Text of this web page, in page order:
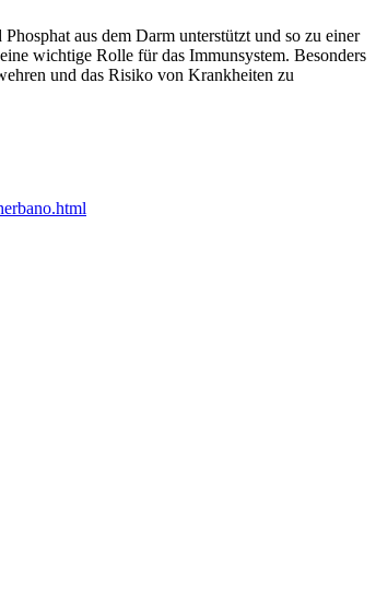
aus dem Darm unterstützt und so zu einer
wichtige Rolle für das Immunsystem. Besonders
und das Risiko von Krankheiten zu